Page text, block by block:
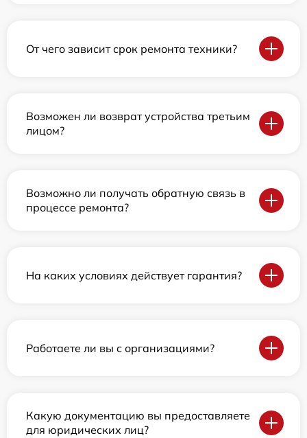
От чего зависит срок ремонта техники?
Возможен ли возврат устройства третьим
лицом?
Возможно ли получать обратную связь в
процессе ремонта?
На каких условиях действует гарантия?
Работаете ли вы с организациями?
Какую документацию вы предоставляете
для юридических лиц?